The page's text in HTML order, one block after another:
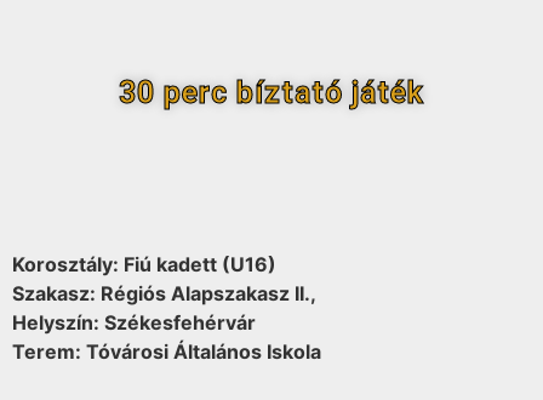
30 perc bíztató játék
Korosztály: Fiú kadett (U16)
Szakasz: Régiós Alapszakasz II.,
Helyszín: Székesfehérvár
Terem: Tóvárosi Általános Iskola